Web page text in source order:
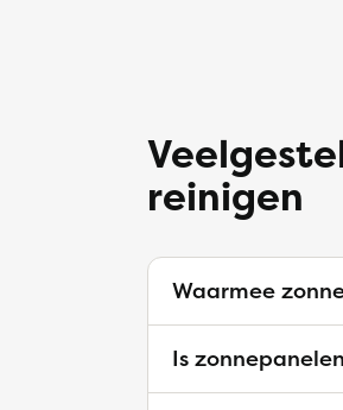
reinigen
Waarmee
Is